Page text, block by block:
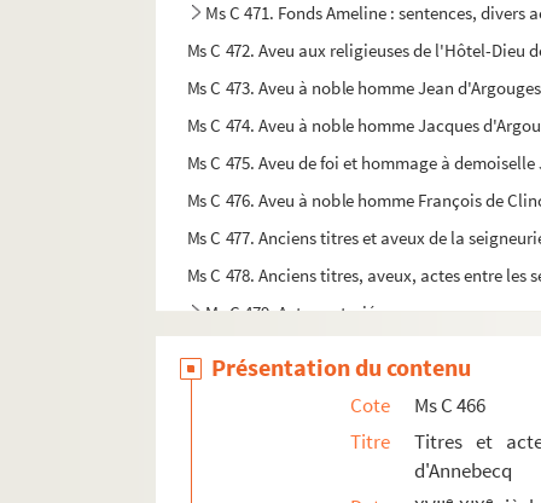
Ms C 471. Fonds Ameline : sentences, divers
Ms C 472. Aveu aux religieuses de l'Hôtel-Dieu
Ms C 473. Aveu à noble homme Jean
Ms C 474. Aveu à noble homme Jacques
Ms C 475. Aveu de foi et hommage à
Ms C 476. Aveu à noble homme François de
Ms C 477. Anciens titres et aveux de la
Ms C 478. Anciens titres, aveux, actes entre
Ms C 479. Actes notariés
Ms C 481. Aveux rendus à Jacques de Vassy
Ms C 483. Titres anciens, aveux et divers
Présentation du contenu
Cote
Ms C 466
Titre
Titres et
d'Annebecq